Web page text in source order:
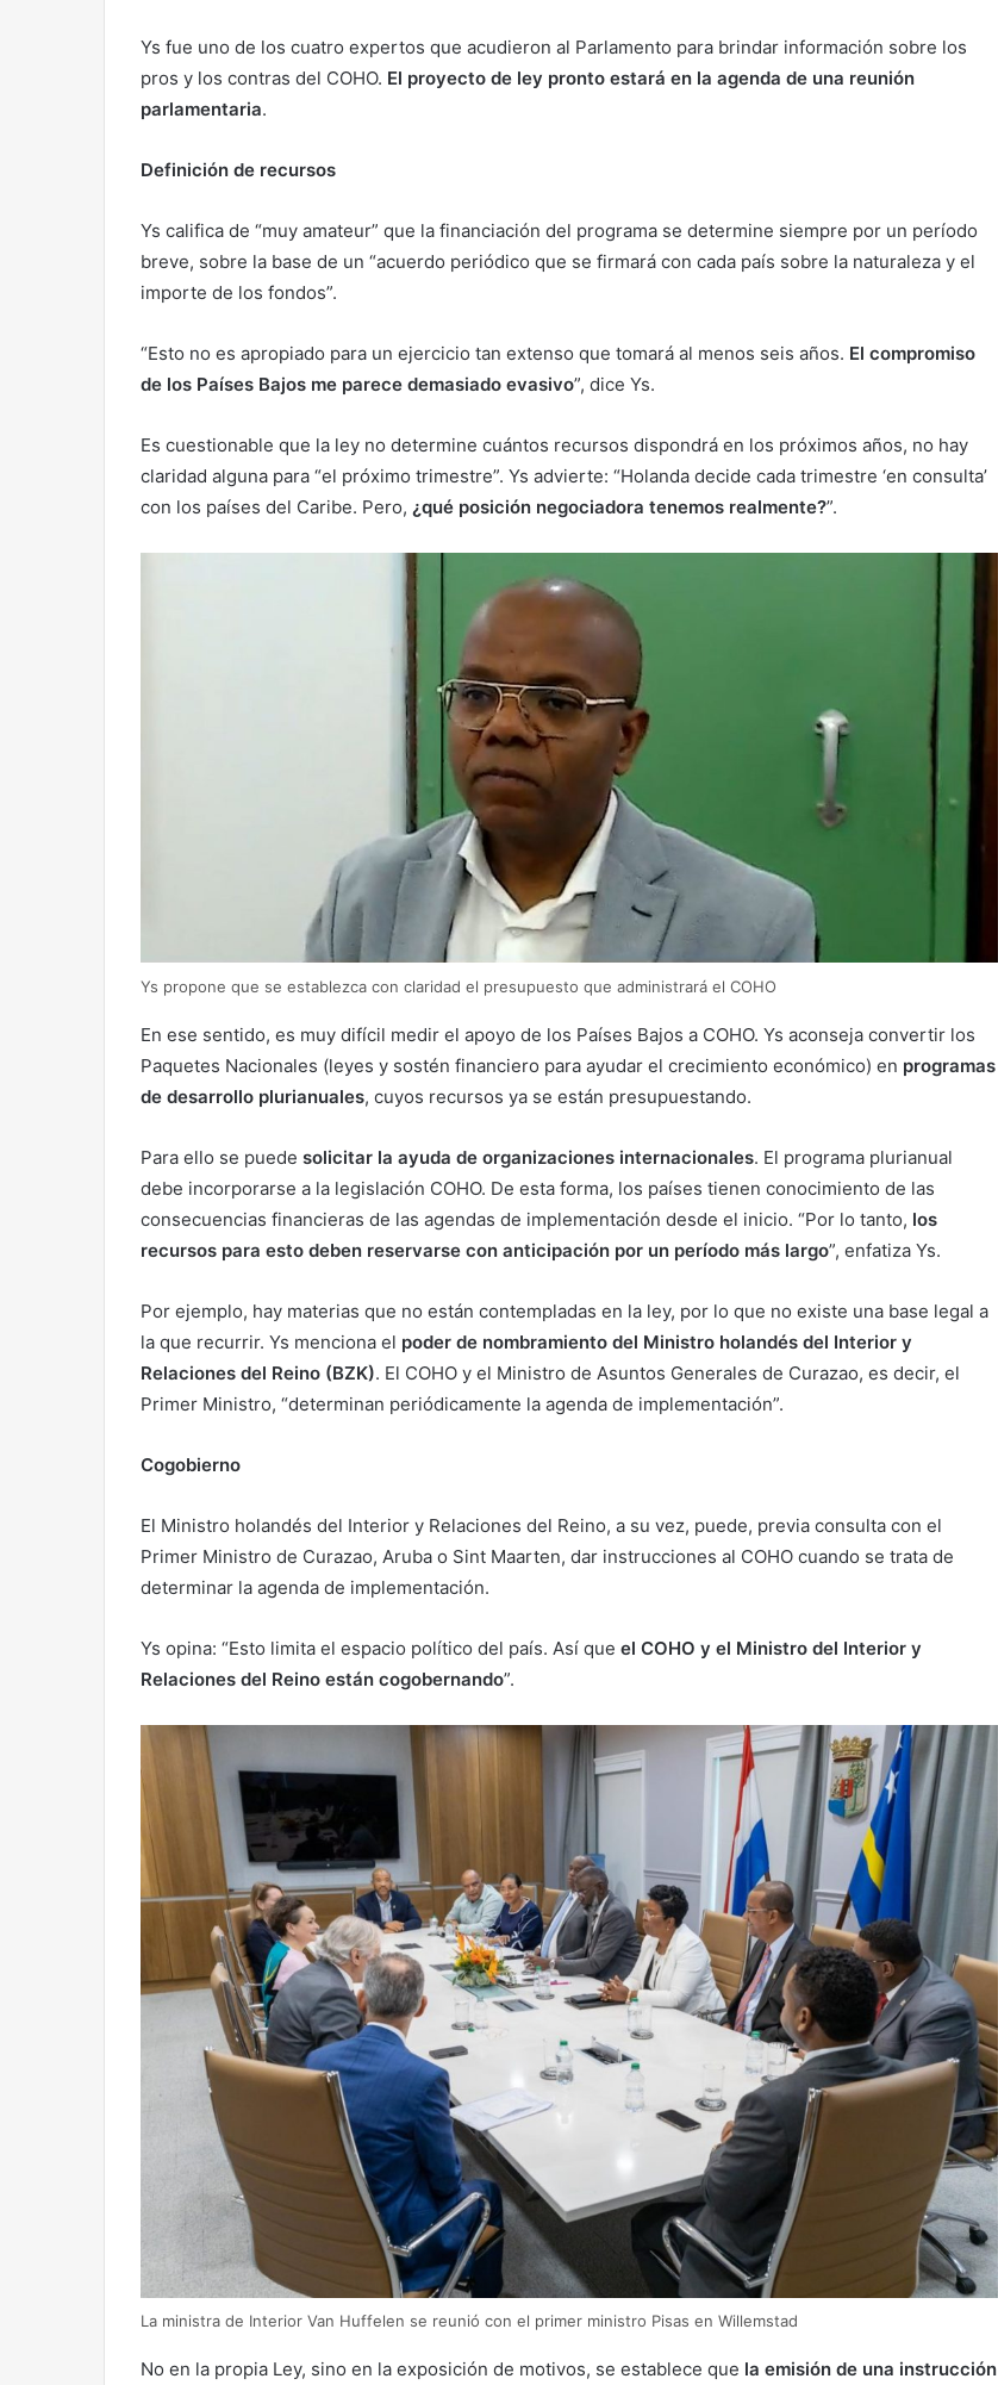
Ys fue uno de los cuatro expertos que acudieron al Parlamento para brindar información sobre los
pros y los contras del COHO. El proyecto de ley pronto estará en la agenda de una reunión
parlamentaria.
Definición de recursos
Ys califica de “muy amateur” que la financiación del programa se determine siempre por un período
breve, sobre la base de un “acuerdo periódico que se firmará con cada país sobre la naturaleza y el
importe de los fondos”.
“Esto no es apropiado para un ejercicio tan extenso que tomará al menos seis años. El compromiso
de los Países Bajos me parece demasiado evasivo”, dice Ys.
Es cuestionable que la ley no determine cuántos recursos dispondrá en los próximos años, no hay
claridad alguna para “el próximo trimestre”. Ys advierte: “Holanda decide cada trimestre ‘en consulta’
con los países del Caribe. Pero, ¿qué posición negociadora tenemos realmente?”.
Ys propone que se establezca con claridad el presupuesto que administrará el COHO
En ese sentido, es muy difícil medir el apoyo de los Países Bajos a COHO. Ys aconseja convertir los
Paquetes Nacionales (leyes y sostén financiero para ayudar el crecimiento económico) en programas
de desarrollo plurianuales, cuyos recursos ya se están presupuestando.
Para ello se puede solicitar la ayuda de organizaciones internacionales. El programa plurianual
debe incorporarse a la legislación COHO. De esta forma, los países tienen conocimiento de las
consecuencias financieras de las agendas de implementación desde el inicio. “Por lo tanto, los
recursos para esto deben reservarse con anticipación por un período más largo”, enfatiza Ys.
Por ejemplo, hay materias que no están contempladas en la ley, por lo que no existe una base legal a
la que recurrir. Ys menciona el poder de nombramiento del Ministro holandés del Interior y
Relaciones del Reino (BZK). El COHO y el Ministro de Asuntos Generales de Curazao, es decir, el
Primer Ministro, “determinan periódicamente la agenda de implementación”.
Cogobierno
El Ministro holandés del Interior y Relaciones del Reino, a su vez, puede, previa consulta con el
Primer Ministro de Curazao, Aruba o Sint Maarten, dar instrucciones al COHO cuando se trata de
determinar la agenda de implementación.
Ys opina: “Esto limita el espacio político del país. Así que el COHO y el Ministro del Interior y
Relaciones del Reino están cogobernando”.
La ministra de Interior Van Huffelen se reunió con el primer ministro Pisas en Willemstad
No en la propia Ley, sino en la exposición de motivos, se establece que la emisión de una instrucción